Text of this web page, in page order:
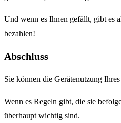
Und wenn es Ihnen gefällt, gibt es
bezahlen!
Abschluss
Sie können die Gerätenutzung
Wenn es Regeln gibt, die sie
überhaupt wichtig sind.